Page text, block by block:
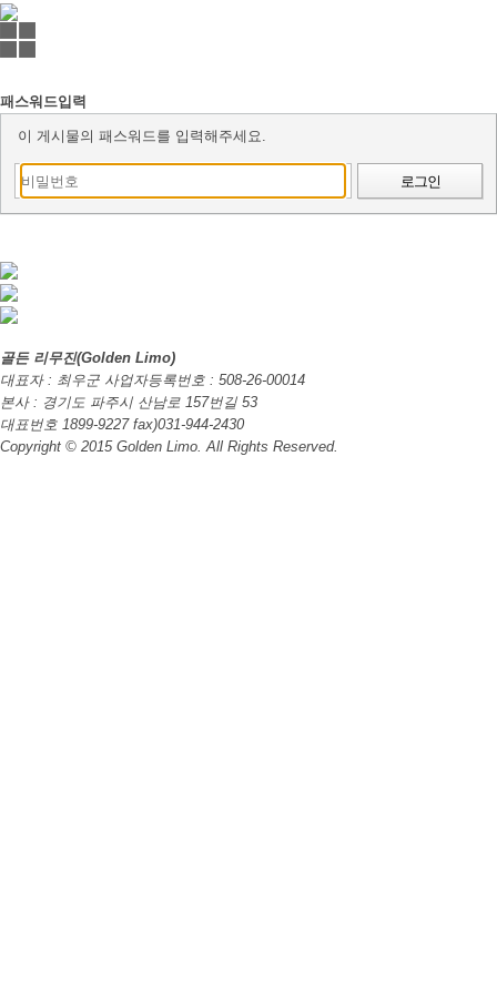
패스워드입력
이 게시물의 패스워드를 입력해주세요.
로그인
골든 리무진(Golden Limo)
대표자 : 최우군 사업자등록번호 : 508-26-00014
본사 : 경기도 파주시 산남로 157번길 53
대표번호 1899-9227 fax)031-944-2430
Copyright © 2015 Golden Limo. All Rights Reserved.